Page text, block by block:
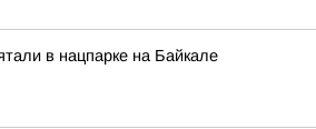
в нацпарке на Байкале